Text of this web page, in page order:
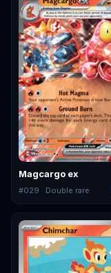
Magcargo ex
#029 · Double rare